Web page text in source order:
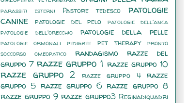
parassiti esterni Pastore tedesco
patologie
canine
patologie del pelo
patologie dell'anca
patologie dell'orecchio
patologie della pelle
patologie ormonali pedigree pet therapy
pronto
soccorso omeopatico
randagismo
razze del
gruppo 7 razze gruppo 1 razze gruppo 10
razze gruppo 2 razze gruppo 4
razze
gruppo 5 razze gruppo 6 razze gruppo 8
razze gruppo 9 razze gruppo3 Reginadiquadri